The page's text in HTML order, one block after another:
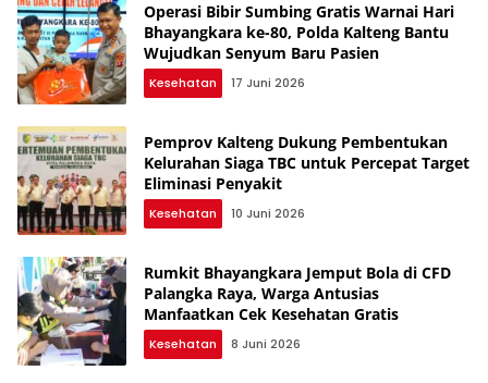
Operasi Bibir Sumbing Gratis Warnai Hari
Bhayangkara ke-80, Polda Kalteng Bantu
Wujudkan Senyum Baru Pasien
Kesehatan 17 Juni 2026
Pemprov Kalteng Dukung Pembentukan
Kelurahan Siaga TBC untuk Percepat Target
Eliminasi Penyakit
Kesehatan 10 Juni 2026
Rumkit Bhayangkara Jemput Bola di CFD
Palangka Raya, Warga Antusias
Manfaatkan Cek Kesehatan Gratis
Kesehatan 8 Juni 2026